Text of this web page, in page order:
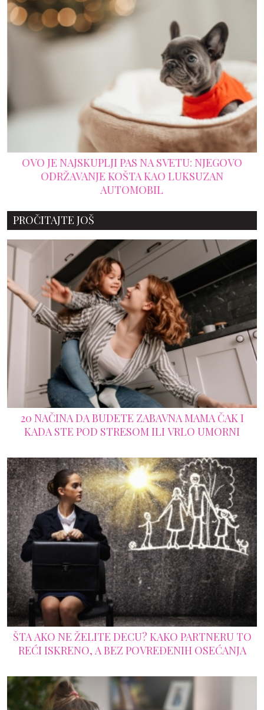
OVO JE NAJSKUPLJI PAS NA SVETU: NJEGOVO
ODRŽAVANJE KOŠTA KAO LUKSUZAN
AUTOMOBIL
PROČITAJTE JOŠ
20 NAČINA DA BUDETE ZABAVNA MAMA ČAK I
KADA STE POD STRESOM ILI VRLO UMORNI
ŠTA AKO NE ŽELITE DECU? KAKO PARTNERU TO
REĆI ISKRENO, A BEZ POVREĐENIH OSEĆANJA